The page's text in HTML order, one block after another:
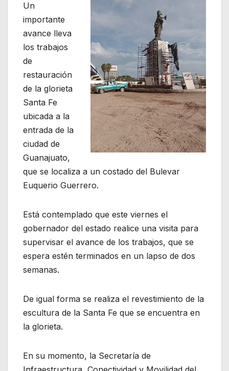
Un
importante
avance lleva
los trabajos
de
restauración
de la glorieta
Santa Fe
ubicada a la
entrada de la
ciudad de
Guanajuato,
que se localiza a un costado del Bulevar
Euquerio Guerrero.
Está contemplado que este viernes el
gobernador del estado realice una visita para
supervisar el avance de los trabajos, que se
espera estén terminados en un lapso de dos
semanas.
De igual forma se realiza el revestimiento de la
escultura de la Santa Fe que se encuentra en
la glorieta.
En su momento, la Secretaría de